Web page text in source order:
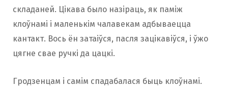
складаней. Цікава было назіраць, як паміж
клоўнамі і маленькім чалавекам адбываецца
кантакт. Вось ён затаіўся, пасля зацікавіўся, і ўжо
цягне свае ручкі да цацкі.
Гродзенцам і самім спадабалася быць клоўнамі.